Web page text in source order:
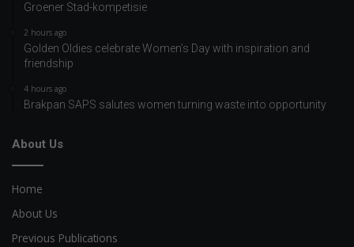
Groener Stad-kompetisie
2 hours ago
Golden Oldies celebrate Women’s Day with inspiration and
friendship
4 hours ago
Brakpan SAPS salutes women turning waste into opportunity
About Us
Home
About Us
Previous Publications